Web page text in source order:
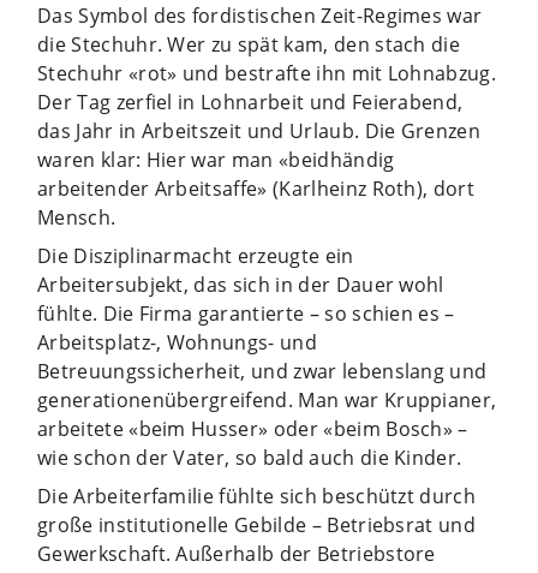
Das Symbol des fordistischen Zeit-Regimes war
die Stechuhr. Wer zu spät kam, den stach die
Stechuhr «rot» und bestrafte ihn mit Lohnabzug.
Der Tag zerfiel in Lohnarbeit und Feierabend,
das Jahr in Arbeitszeit und Urlaub. Die Grenzen
waren klar: Hier war man «beidhändig
arbeitender Arbeitsaffe» (Karlheinz Roth), dort
Mensch.
Die Disziplinarmacht erzeugte ein
Arbeitersubjekt, das sich in der Dauer wohl
fühlte. Die Firma garantierte – so schien es –
Arbeitsplatz-, Wohnungs- und
Betreuungssicherheit, und zwar lebenslang und
generationenübergreifend. Man war Kruppianer,
arbeitete «beim Husser» oder «beim Bosch» –
wie schon der Vater, so bald auch die Kinder.
Die Arbeiterfamilie fühlte sich beschützt durch
große institutionelle Gebilde – Betriebsrat und
Gewerkschaft. Außerhalb der Betriebstore